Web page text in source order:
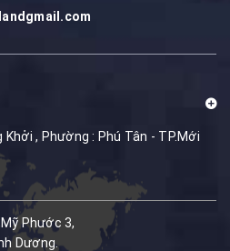
, Phường : Phú Tân - TP.Mới
Phước 3,
Dương.